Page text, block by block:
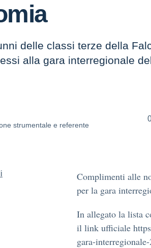
delle classi terze della
alla gara interregionale
strumentale e referente
Complimenti alle
per la gara
In allegato la lista
il link ufficiale
gara-